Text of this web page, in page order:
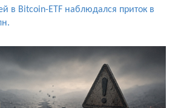
в Bitcoin-ETF наблюдался приток в